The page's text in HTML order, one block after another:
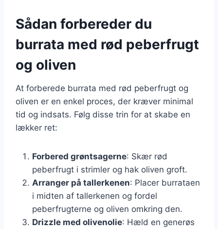
Sådan forbereder du
burrata med rød peberfrugt
og oliven
At forberede burrata med rød peberfrugt og
oliven er en enkel proces, der kræver minimal
tid og indsats. Følg disse trin for at skabe en
lækker ret:
Forbered grøntsagerne: Skær rød
peberfrugt i strimler og hak oliven groft.
Arranger på tallerkenen: Placer burrataen
i midten af tallerkenen og fordel
peberfrugterne og oliven omkring den.
Drizzle med olivenolie: Hæld en generøs